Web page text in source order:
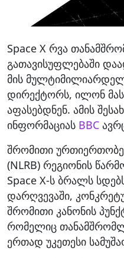
Space X რვა
გათავისუფლებაში
მის
დირექტორს, ილონ
აფასებდნენ. ამის
ინფორმაციას BBC
შრომითი
(NLRB) რეგიონის
Space X-ს ბრალს
დარღვევაში,
შრომითი კანონის
რომელიც
ერთად უკეთესი